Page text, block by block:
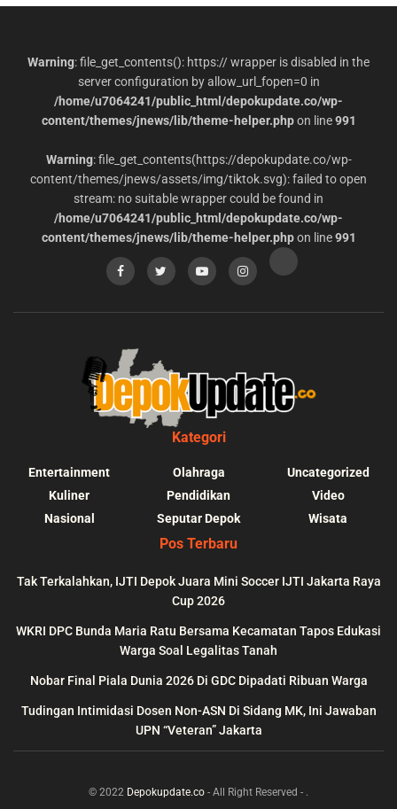
Warning: file_get_contents(): https:// wrapper is disabled in the
server configuration by allow_url_fopen=0 in
/home/u7064241/public_html/depokupdate.co/wp-
content/themes/jnews/lib/theme-helper.phpon line991
Warning: file_get_contents(https://depokupdate.co/wp-
content/themes/jnews/assets/img/tiktok.svg): failed to open
stream: no suitable wrapper could be found in
/home/u7064241/public_html/depokupdate.co/wp-
content/themes/jnews/lib/theme-helper.phpon line991
Kategori
Entertainment
Kuliner
Nasional
Olahraga
Pendidikan
Seputar Depok
Uncategorized
Video
Wisata
Pos Terbaru
Tak Terkalahkan, IJTI Depok Juara Mini Soccer IJTI Jakarta Raya
Cup 2026
WKRI DPC Bunda Maria Ratu Bersama Kecamatan Tapos Edukasi
Warga Soal Legalitas Tanah
Nobar Final Piala Dunia 2026 Di GDC Dipadati Ribuan Warga
Tudingan Intimidasi Dosen Non-ASN Di Sidang MK, Ini Jawaban
UPN “Veteran” Jakarta
© 2022 Depokupdate.co - All Right Reserved - .
depokupdate.co/wp-
line
:
content/themes/
could be found in